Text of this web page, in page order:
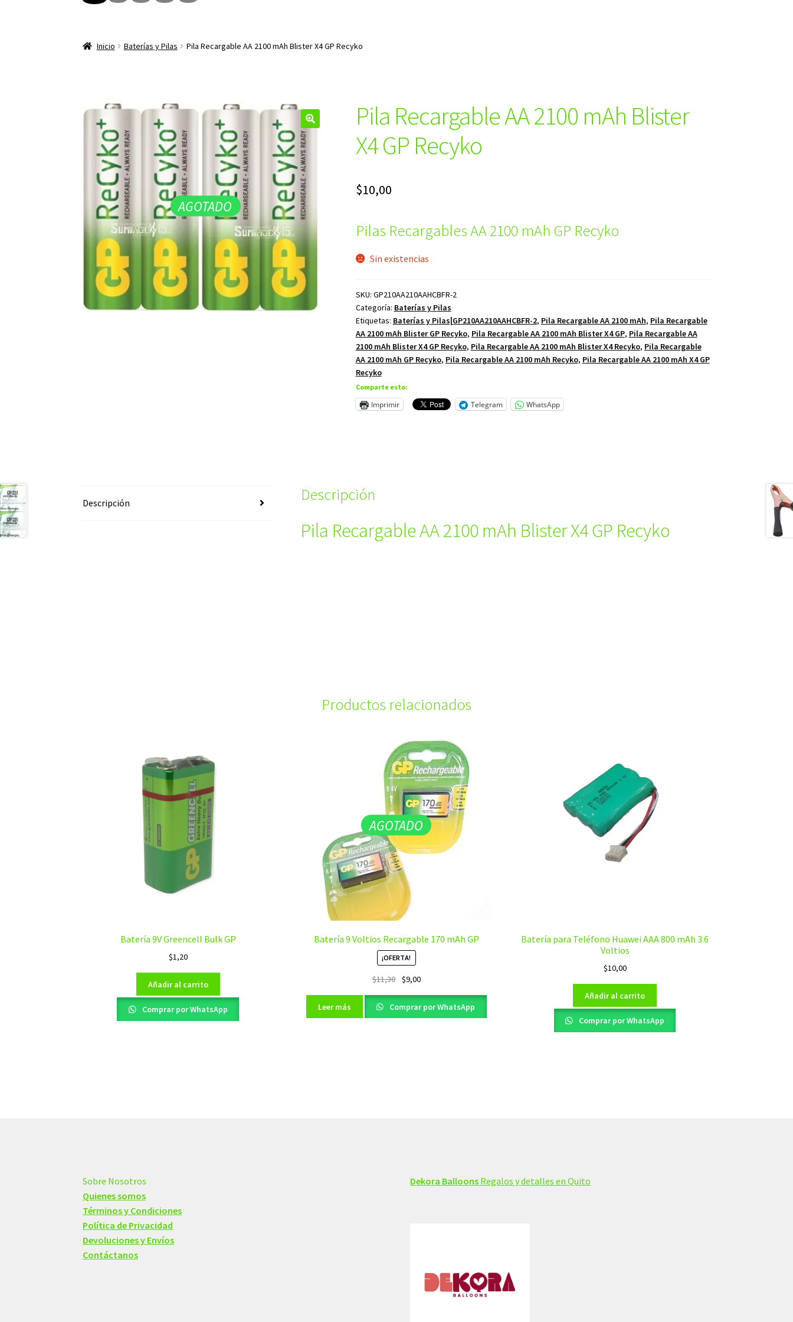
Inicio Baterías y Pilas Pila Recargable AA 2100 mAh Blister X4 GP Recyko
AGOTADO
Pila Recargable AA 2100 mAh Blister
X4 GP Recyko
$10,00
Pilas Recargables AA 2100 mAh GP Recyko
Sin existencias
SKU: GP210AA210AAHCBFR-2
Categoría: Baterías y Pilas
Etiquetas: Baterías y Pilas|GP210AA210AAHCBFR-2, Pila Recargable AA 2100 mAh, Pila Recargable
AA 2100 mAh Blister GP Recyko, Pila Recargable AA 2100 mAh Blister X4 GP, Pila Recargable AA
2100 mAh Blister X4 GP Recyko, Pila Recargable AA 2100 mAh Blister X4 Recyko, Pila Recargable
AA 2100 mAh GP Recyko, Pila Recargable AA 2100 mAh Recyko, Pila Recargable AA 2100 mAh X4 GP
Recyko
Comparte esto:
Imprimir Telegram WhatsApp
Descripción Descripción
Pila Recargable AA 2100 mAh Blister X4 GP Recyko
Productos relacionados
Batería 9V Greencell Bulk GP
$1,20
Añadir al carrito
Comprar por WhatsApp
AGOTADO
Batería 9 Voltios Recargable 170 mAh GP
¡OFERTA!
$11,30
El
original
era:
$9,00El
actual
es:
Leer más Comprar por WhatsApp
Batería para Teléfono Huawei AAA 800 mAh 3.6
Voltios
$10,00
Añadir al carrito
Comprar por WhatsApp
Sobre Nosotros
Quienes somos
Términos y Condiciones
Política de Privacidad
Devoluciones y Envíos
Contáctanos
Dekora Balloons Regalos y detalles en Quito